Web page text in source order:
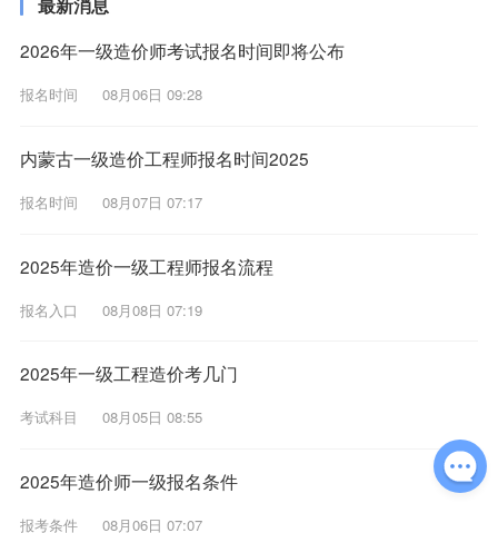
最新消息
2026年一级造价师考试报名时间即将公布
报名时间 08月06日 09:28
内蒙古一级造价工程师报名时间2025
报名时间 08月07日 07:17
2025年造价一级工程师报名流程
报名入口 08月08日 07:19
2025年一级工程造价考几门
考试科目 08月05日 08:55
2025年造价师一级报名条件
报考条件 08月06日 07:07